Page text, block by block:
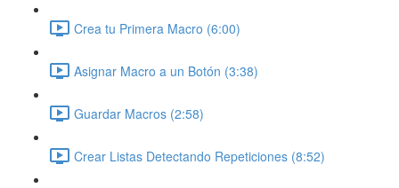
Crea tu Primera Macro (6:00)
Asignar Macro a un Botón (3:38)
Guardar Macros (2:58)
Crear Listas Detectando Repeticiones (8:52)